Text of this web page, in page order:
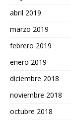
abril 2019
marzo 2019
febrero 2019
enero 2019
diciembre 2018
noviembre 2018
octubre 2018